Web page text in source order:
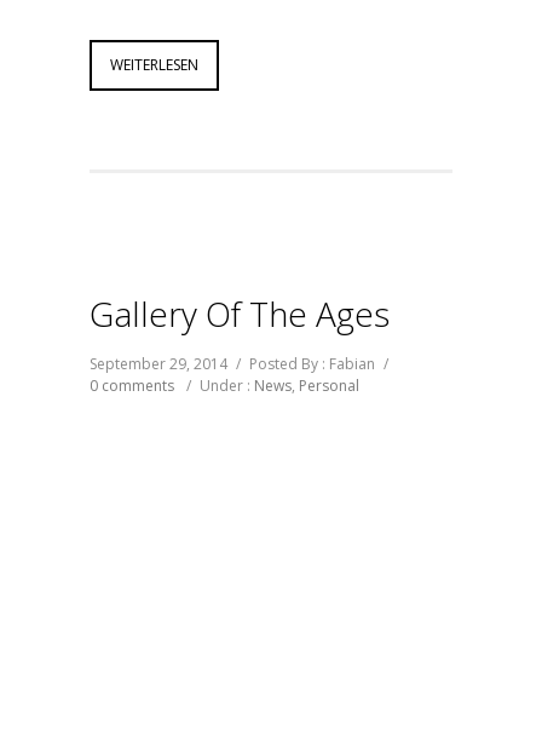
WEITERLESEN
Gallery Of The Ages
September 29, 2014 / Posted By : Fabian /
0 comments / Under : News, Personal